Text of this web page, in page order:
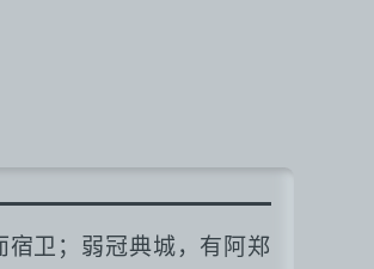
卫；弱冠典城，有阿郑